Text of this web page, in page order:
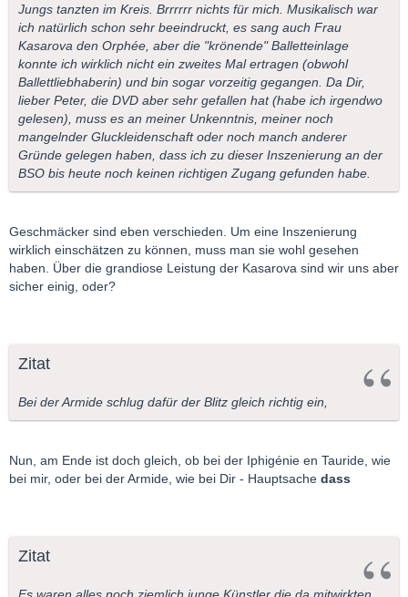
Jungs tanzten im Kreis. Brrrrrr nichts für mich. Musikalisch war
ich natürlich schon sehr beeindruckt, es sang auch Frau
Kasarova den Orphée, aber die "krönende" Balletteinlage
konnte ich wirklich nicht ein zweites Mal ertragen (obwohl
Ballettliebhaberin) und bin sogar vorzeitig gegangen. Da Dir,
lieber Peter, die DVD aber sehr gefallen hat (habe ich irgendwo
gelesen), muss es an meiner Unkenntnis, meiner noch
mangelnder Gluckleidenschaft oder noch manch anderer
Gründe gelegen haben, dass ich zu dieser Inszenierung an der
BSO bis heute noch keinen richtigen Zugang gefunden habe.
Geschmäcker sind eben verschieden. Um eine Inszenierung
wirklich einschätzen zu können, muss man sie wohl gesehen
haben. Über die grandiose Leistung der Kasarova sind wir uns aber
sicher einig, oder?
Zitat
Bei der Armide schlug dafür der Blitz gleich richtig ein,
Nun, am Ende ist doch gleich, ob bei der Iphigénie en Tauride, wie
bei mir, oder bei der Armide, wie bei Dir - Hauptsache dass
Zitat